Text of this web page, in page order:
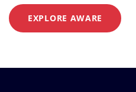
EXPLORE AWARE